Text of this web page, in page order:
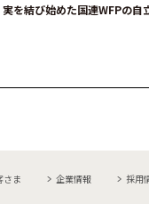
実を結び始めた国連WFPの
さま 企業情報 採用